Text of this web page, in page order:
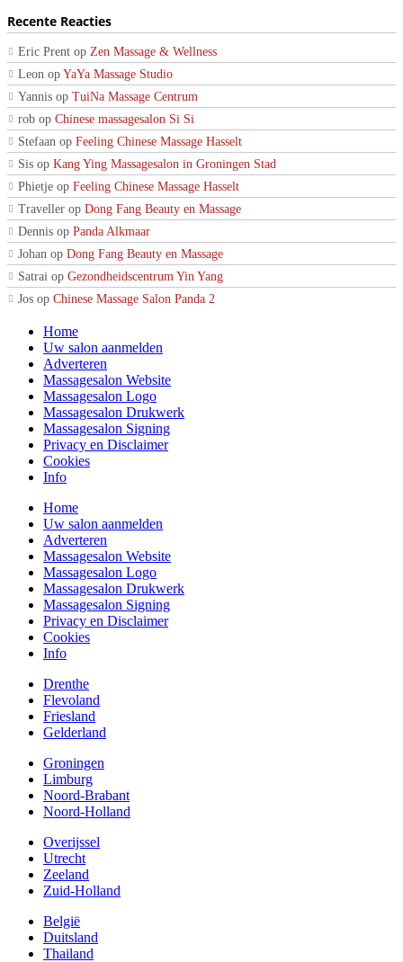
Recente Reacties
Eric Prent op Zen Massage & Wellness
Leon op YaYa Massage Studio
Yannis op TuiNa Massage Centrum
rob op Chinese massagesalon Si Si
Stefaan op Feeling Chinese Massage Hasselt
Sis op Kang Ying Massagesalon in Groningen Stad
Phietje op Feeling Chinese Massage Hasselt
Traveller op Dong Fang Beauty en Massage
Dennis op Panda Alkmaar
Johan op Dong Fang Beauty en Massage
Satrai op Gezondheidscentrum Yin Yang
Jos op Chinese Massage Salon Panda 2
Home
Uw salon aanmelden
Adverteren
Massagesalon Website
Massagesalon Logo
Massagesalon Drukwerk
Massagesalon Signing
Privacy en Disclaimer
Cookies
Info
Home
Uw salon aanmelden
Adverteren
Massagesalon Website
Massagesalon Logo
Massagesalon Drukwerk
Massagesalon Signing
Privacy en Disclaimer
Cookies
Info
Drenthe
Flevoland
Friesland
Gelderland
Groningen
Limburg
Noord-Brabant
Noord-Holland
Overijssel
Utrecht
Zeeland
Zuid-Holland
België
Duitsland
Thailand